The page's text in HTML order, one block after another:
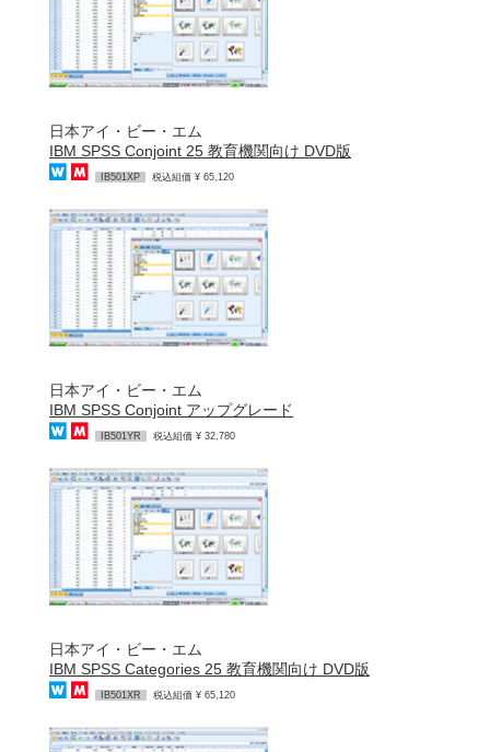
日本アイ・ビー・エム
IBM SPSS Conjoint 25 教育機関向け DVD版
IB501XP 税込組価 ¥ 65,120
日本アイ・ビー・エム
IBM SPSS Conjoint アップグレード
IB501YR 税込組価 ¥ 32,780
日本アイ・ビー・エム
IBM SPSS Categories 25 教育機関向け DVD版
IB501XR 税込組価 ¥ 65,120